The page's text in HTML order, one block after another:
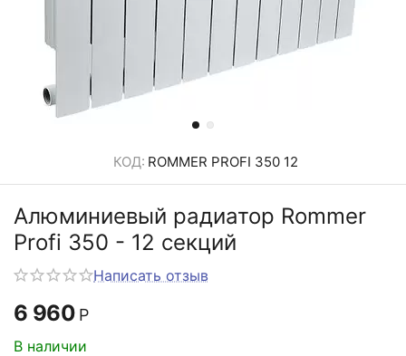
КОД: ROMMER PROFI 350 12
Алюминиевый радиатор Rommer
Profi 350 - 12 секций
Написать отзыв
6 960 Р
В наличии